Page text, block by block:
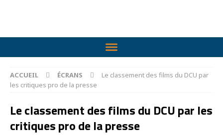
ACCUEIL ÉCRANS
Le classement des films du DCU par
les critiques pro de la presse
Le classement des films du DCU par les
critiques pro de la presse